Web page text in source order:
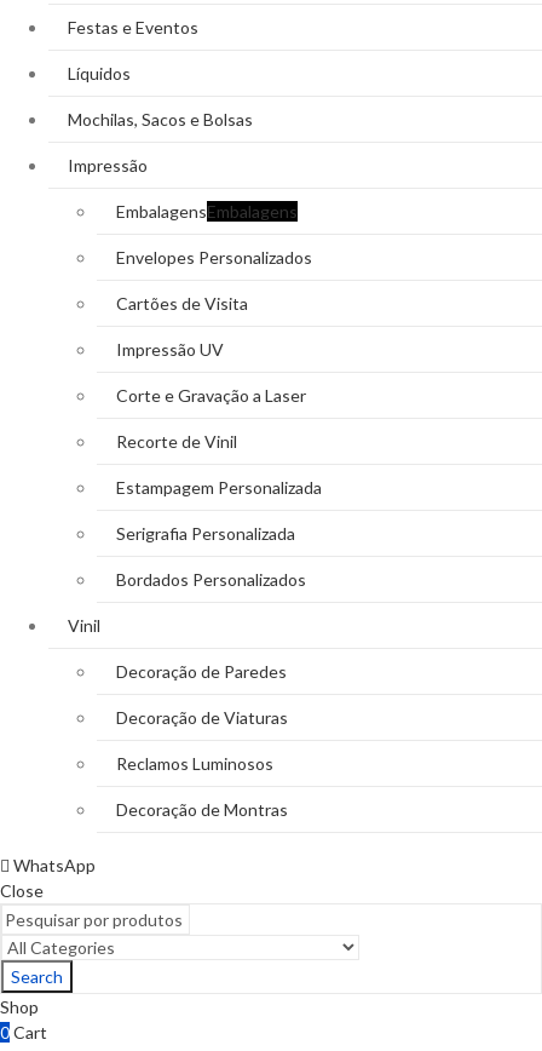
Festas e Eventos
Líquidos
Mochilas, Sacos e Bolsas
Impressão
EmbalagensEmbalagens
Envelopes Personalizados
Cartões de Visita
Impressão UV
Corte e Gravação a Laser
Recorte de Vinil
Estampagem Personalizada
Serigrafia Personalizada
Bordados Personalizados
Vinil
Decoração de Paredes
Decoração de Viaturas
Reclamos Luminosos
Decoração de Montras
WhatsApp
Close
Search
Shop
0Cart